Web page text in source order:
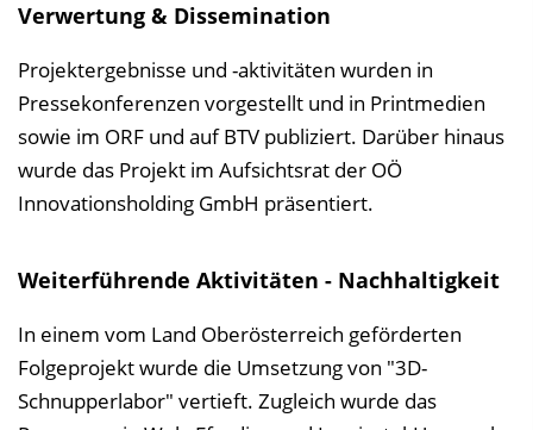
Verwertung & Dissemination
Projektergebnisse und -aktivitäten wurden in
Pressekonferenzen vorgestellt und in Printmedien
sowie im ORF und auf BTV publiziert. Darüber hinaus
wurde das Projekt im Aufsichtsrat der OÖ
Innovationsholding GmbH präsentiert.
Weiterführende Aktivitäten - Nachhaltigkeit
In einem vom Land Oberösterreich geförderten
Folgeprojekt wurde die Umsetzung von "3D-
Schnupperlabor" vertieft. Zugleich wurde das